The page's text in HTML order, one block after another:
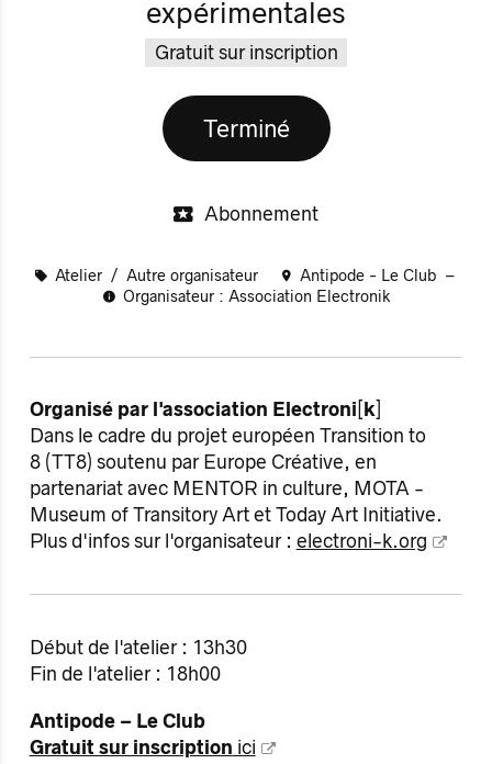
expérimentales
Gratuit sur inscription
Terminé
Abonnement
Atelier Autre organisateur
Antipode - Le Club
Organisateur : Association Electronik
Organisé par l'association Electroni k]
Dans le cadre du projet européen Transition to
8 (TT8) soutenu par Europe Créative, en
partenariat avec MENTOR in culture, MOTA -
Museum of Transitory Art et Today Art Initiative.
Plus d'infos sur l'organisateur : electroni-k.org
Début de l'atelier : 13h30
Fin de l'atelier : 18h00
Antipode – Le Club
Gratuit sur inscription ici